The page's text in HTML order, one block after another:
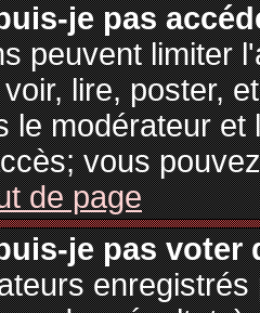
je pas
peuvent limiter
lire, poster,
le modérateur
vous
de page
je pas voter